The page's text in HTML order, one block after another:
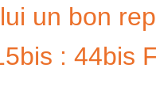
un bon
: 44bis